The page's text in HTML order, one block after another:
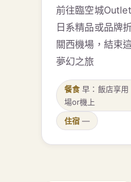
前往臨空城
日系精品或品牌
關西機場，結束
夢幻之旅
餐食 早：飯店享
場or機上
住宿 —